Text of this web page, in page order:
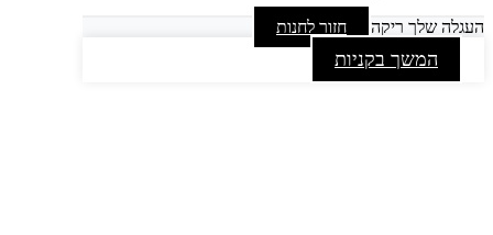
העגלה שלך ריקה חזור לחנות
המשך בקניות